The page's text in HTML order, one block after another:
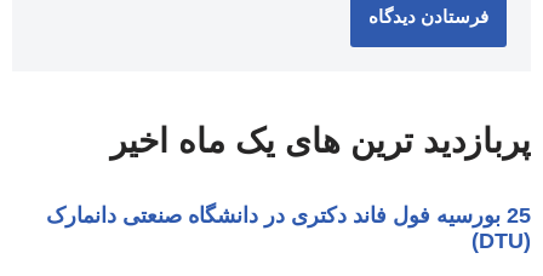
پربازدید ترین های یک ماه اخیر